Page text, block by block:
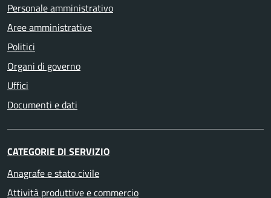
Personale amministrativo
Aree amministrative
Politici
Organi di governo
Uffici
Documenti e dati
CATEGORIE DI SERVIZIO
Anagrafe e stato civile
Attività produttive e commercio